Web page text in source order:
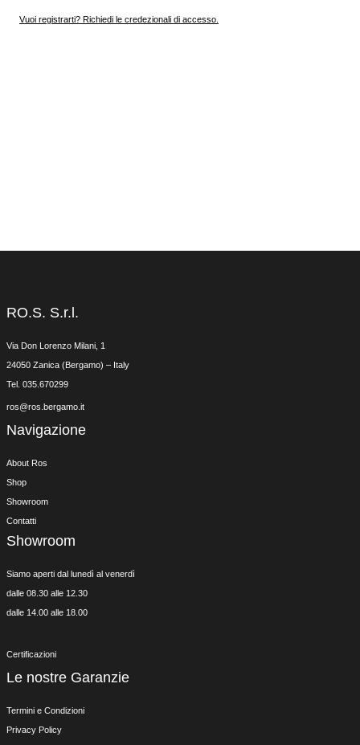
Vuoi registrarti? Richiedi le credezionali di accesso.
RO.S. S.r.l.
Via Don Lorenzo Milani, 1
24050 Zanica (Bergamo) – Italy
Tel. 035.670299
ros@ros.bergamo.it
Navigazione
About Ros
Shop
Showroom
Contatti
Showroom
Siamo aperti dal lunedì al venerdì
dalle 08.30 alle 12.30
dalle 14.00 alle 18.00
Certificazioni
Le nostre Garanzie
Termini e Condizioni
Privacy Policy